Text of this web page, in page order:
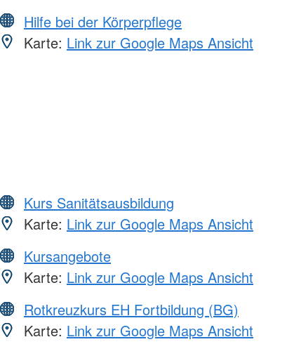
Hilfe bei der Körperpflege
Karte: Link zur Google Maps Ansicht
Kurs Sanitätsausbildung
Karte: Link zur Google Maps Ansicht
Kursangebote
Karte: Link zur Google Maps Ansicht
Rotkreuzkurs EH Fortbildung (BG)
Karte: Link zur Google Maps Ansicht